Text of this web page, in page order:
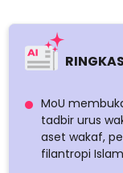
MoU
tadbir urus
aset wakaf,
filantropi